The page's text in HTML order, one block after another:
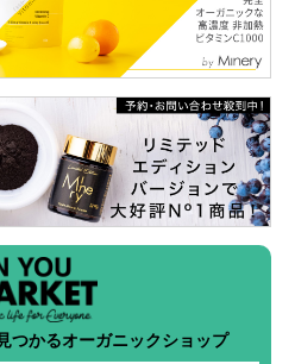
つかるオーガニックショップ